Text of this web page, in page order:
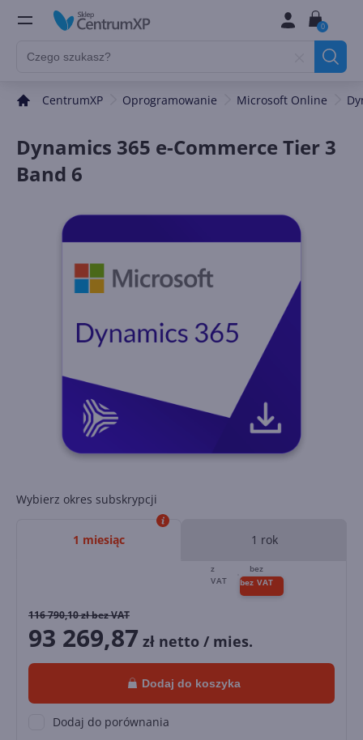
0
CentrumXP Oprogramowanie Microsoft Online
Dynamics 365 e-Commerce Tier 3
Band 6
Wybierz okres subskrypcji
1 miesiąc 1 rok
116 790,10zł bez VAT
93 269,87 zł netto / mies.
Dodaj do koszyka
Dodaj do porównania